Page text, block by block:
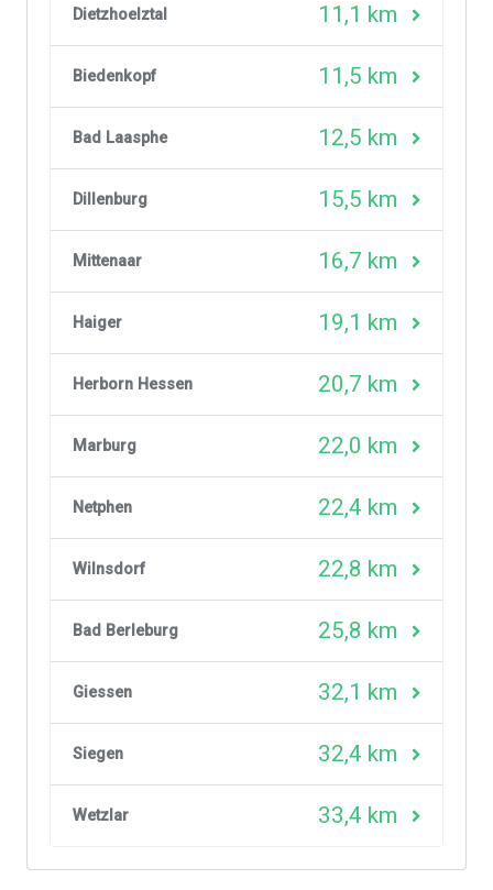
Dietzhoelztal 11,1 km
Biedenkopf 11,5 km
Bad Laasphe 12,5 km
Dillenburg 15,5 km
Mittenaar 16,7 km
Haiger 19,1 km
Herborn Hessen 20,7 km
Marburg 22,0 km
Netphen 22,4 km
Wilnsdorf 22,8 km
Bad Berleburg 25,8 km
Giessen 32,1 km
Siegen 32,4 km
Wetzlar 33,4 km